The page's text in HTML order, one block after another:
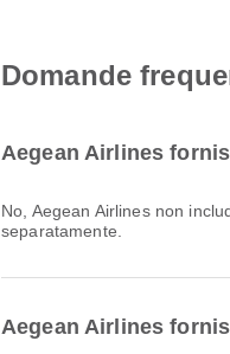
Domande
Aegean Airlines
No, Aegean Airlines non include il bagaglio gratuito per i voli Volo interno & Volo internazionale verso Aeroporto nazionale di Santorini. Il bagaglio deve essere acquistato
separatamente.
Aegean Airlines